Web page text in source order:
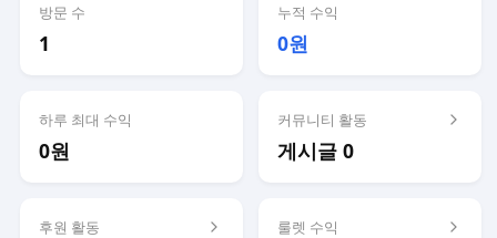
방문 수
1
누적 수익
0원
하루 최대 수익
0원
커뮤니티 활동
게시글 0
후원 활동 룰렛 수익